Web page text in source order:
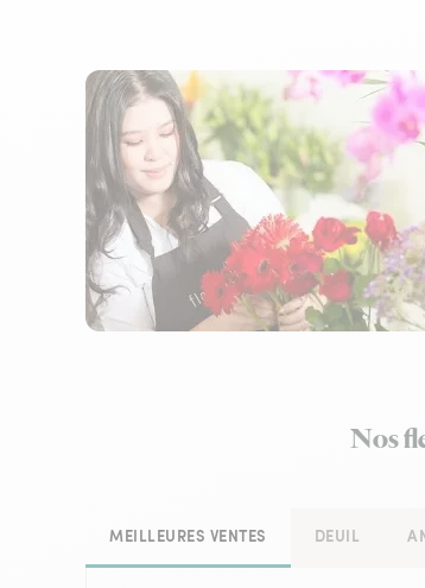
Nos
MEILLEURES VENTES DEUIL